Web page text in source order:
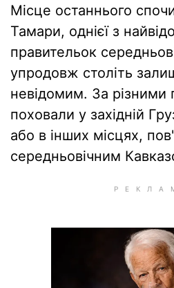
Місце останнього
Тамари, однієї з
правительок
упродовж століть
невідомим. За різними
поховали у західній
або в інших місцях,
середньовічним